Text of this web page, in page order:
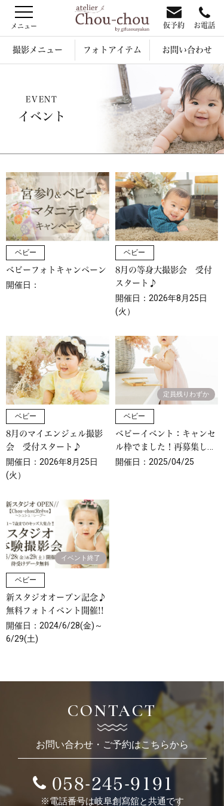
仮予約 お電話
撮影メニュー フォトアイテム お問い合わせ
EVENT
イベント
ベビー
ベビーフォトキャンペーン
開催日：
ベビー
8月の等身大撮影会 受付
スタート♪
開催日：2026年8月25日
(火）
ベビー
8月のマイエンジェル撮影
会 受付スタート♪
開催日：2026年8月25日
(火）
ベビー
ベビーイベント：キャンセ
ル枠でました！再募集しま
す💕
開催日：2025/04/25
ベビー
新スタジオオープン記念♪
無料フォトイベント開催!!
開催日：2024/6/28(金)～
6/29(土)
CONTACT
お問い合わせ・ご予約はこちらから
058-245-9191
※電話番号は岐阜創寫舘と共通です